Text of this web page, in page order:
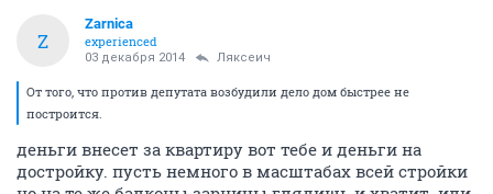
Z
Zarnica
experienced
03 декабря 2014 Ляксеич
От того, что против депутата возбудили дело дом быстрее не
построится.
деньги внесет за квартиру вот тебе и деньги на
достройку. пусть немного в масштабах всей стройки